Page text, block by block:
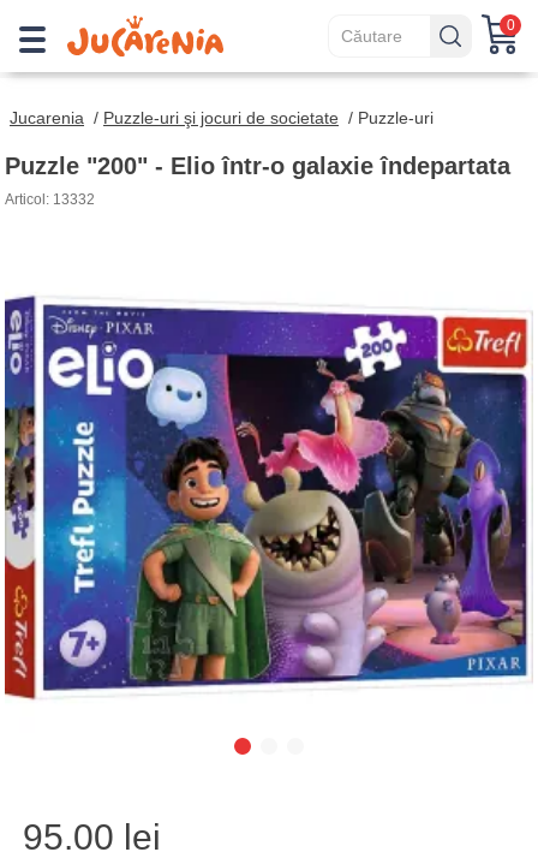
0
Jucarenia / Puzzle-uri şi jocuri de societate / Puzzle-uri
Puzzle "200" - Elio într-o galaxie îndepartata
Articol: 13332
95.00 lei